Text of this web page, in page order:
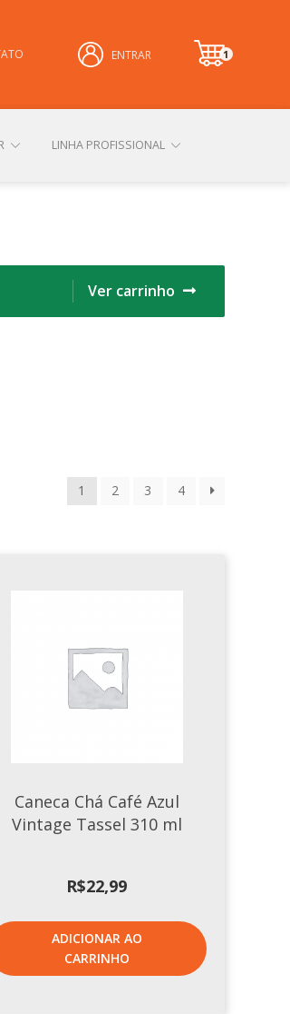
ENTRAR
1
it
LINHA PROFISSIONAL
SOBRE A GERMERVer carrinho
1 2 3 4
Caneca Chá Café Azul
Vintage Tassel 310 ml
R$22,99
ADICIONAR AO
CARRINHO